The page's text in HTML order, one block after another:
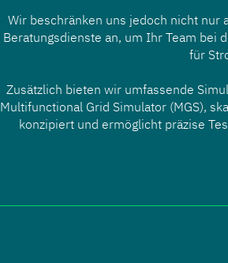
Wir beschränken uns jedoch nicht nur
Beratungsdienste an, um Ihr Team bei
für
Zusätzlich bieten wir umfassende
Multifunctional Grid Simulator (MGS),
konzipiert und ermöglicht präzise